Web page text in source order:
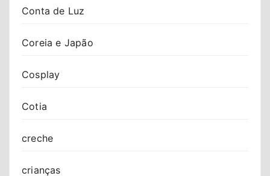
Conta de Luz
Coreia e Japão
Cosplay
Cotia
creche
crianças